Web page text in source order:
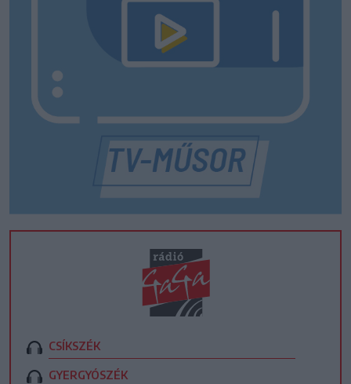
CSÍKSZÉK
GYERGYÓSZÉK